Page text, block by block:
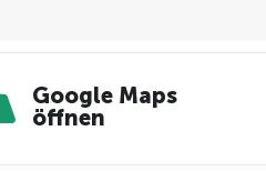
Google Maps
öffnen